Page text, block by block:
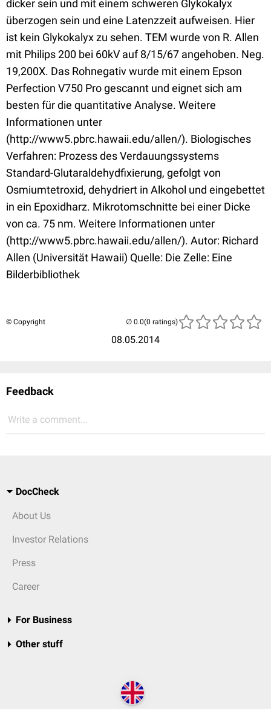
dicker sein und mit einem schweren Glykokalyx
überzogen sein und eine Latenzzeit aufweisen. Hier
ist kein Glykokalyx zu sehen. TEM wurde von R. Allen
mit Philips 200 bei 60kV auf 8/15/67 angehoben. Neg.
19,200X. Das Rohnegativ wurde mit einem Epson
Perfection V750 Pro gescannt und eignet sich am
besten für die quantitative Analyse. Weitere
Informationen unter
(http://www5.pbrc.hawaii.edu/allen/). Biologisches
Verfahren: Prozess des Verdauungssystems
Standard-Glutaraldehydfixierung, gefolgt von
Osmiumtetroxid, dehydriert in Alkohol und eingebettet
in ein Epoxidharz. Mikrotomschnitte bei einer Dicke
von ca. 75 nm. Weitere Informationen unter
(http://www5.pbrc.hawaii.edu/allen/). Autor: Richard
Allen (Universität Hawaii) Quelle: Die Zelle: Eine
Bilderbibliothek
© Copyright
08.05.2014
(0 ratings)
Feedback
Write a comment...
DocCheck
About Us
Investor Relations
Press
Career
For Business
Other stuff